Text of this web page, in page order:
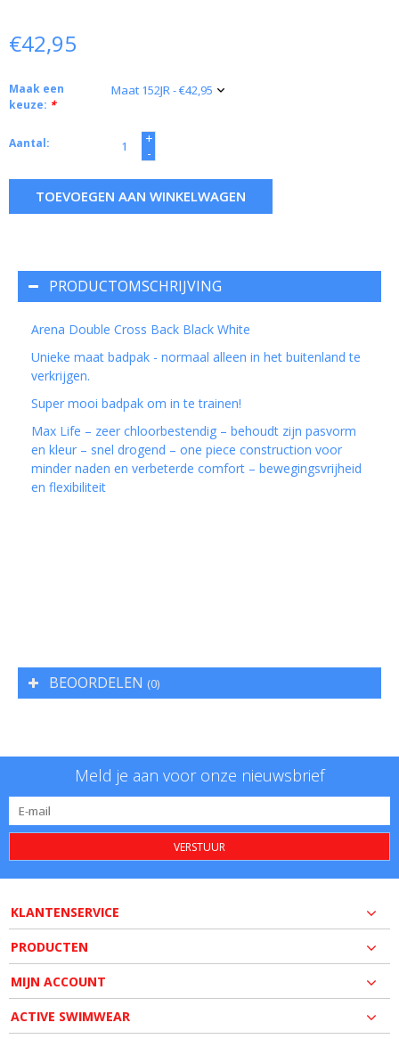
€42,95
Maak een
keuze: *
Aantal:
+
-
TOEVOEGEN AAN WINKELWAGEN
PRODUCTOMSCHRIJVING
Arena Double Cross Back Black White
Unieke maat badpak - normaal alleen in het buitenland te
verkrijgen.
Super mooi badpak om in te trainen!
Max Life – zeer chloorbestendig – behoudt zijn pasvorm
en kleur – snel drogend – one piece construction voor
minder naden en verbeterde comfort – bewegingsvrijheid
en flexibiliteit
BEOORDELEN (0)
Meld je aan voor onze nieuwsbrief
VERSTUUR
KLANTENSERVICE
PRODUCTEN
MIJN ACCOUNT
ACTIVE SWIMWEAR